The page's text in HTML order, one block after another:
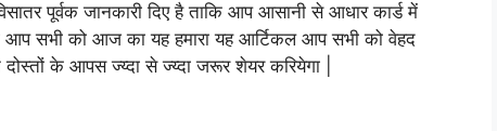
पूर्वक जानकारी दिए है ताकि आप आसानी से आधार कार्ड में
आप सभी को आज का यह हमारा यह आर्टिकल आप सभी को वेहद
के आपस ज्य्दा से ज्य्दा जरूर शेयर करियेगा |